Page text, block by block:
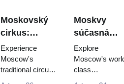
Moskovský
cirkus:
Tradičná
ruská zábava
s Pass
Experience
Moscow's
traditional circus
Moskvy
súčasná
umelcká
scéna:
Súčasné
Explore
Moscow's
class